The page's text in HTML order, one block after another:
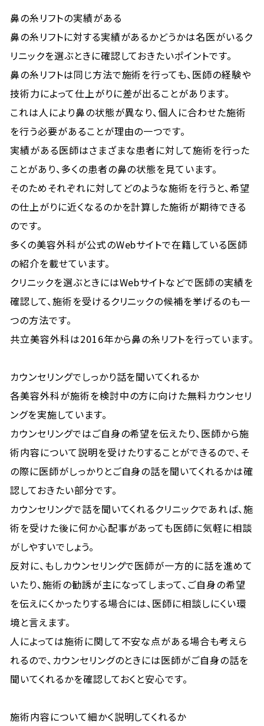
鼻の糸リフトの実績がある
鼻の糸リフトに対する実績があるかどうかは名医がいるク
リニックを選ぶときに確認しておきたいポイントです。
鼻の糸リフトは同じ方法で施術を行っても、医師の経験や
技術力によって仕上がりに差が出ることがあります。
これは人により鼻の状態が異なり、個人に合わせた施術
を行う必要があることが理由の一つです。
実績がある医師はさまざまな患者に対して施術を行った
ことがあり、多くの患者の鼻の状態を見ています。
そのためそれぞれに対してどのような施術を行うと、希望
の仕上がりに近くなるのかを計算した施術が期待できる
のです。
多くの美容外科が公式のWebサイトで在籍している医師
の紹介を載せています。
クリニックを選ぶときにはWebサイトなどで医師の実績を
確認して、施術を受けるクリニックの候補を挙げるのも一
つの方法です。
共立美容外科は2016年から鼻の糸リフトを行っています。
カウンセリングでしっかり話を聞いてくれるか
各美容外科が施術を検討中の方に向けた無料カウンセリ
ングを実施しています。
カウンセリングではご自身の希望を伝えたり、医師から施
術内容について説明を受けたりすることができるので、そ
の際に医師がしっかりとご自身の話を聞いてくれるかは確
認しておきたい部分です。
カウンセリングで話を聞いてくれるクリニックであれば、施
術を受けた後に何か心配事があっても医師に気軽に相談
がしやすいでしょう。
反対に、もしカウンセリングで医師が一方的に話を進めて
いたり、施術の勧誘が主になってしまって、ご自身の希望
を伝えにくかったりする場合には、医師に相談しにくい環
境と言えます。
人によっては施術に関して不安な点がある場合も考えら
れるので、カウンセリングのときには医師がご自身の話を
聞いてくれるかを確認しておくと安心です。
施術内容について細かく説明してくれるか